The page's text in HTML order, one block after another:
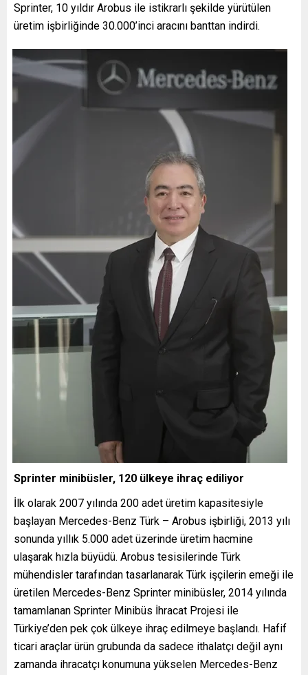
Sprinter, 10 yıldır Arobus ile istikrarlı şekilde yürütülen
üretim işbirliğinde 30.000’inci aracını banttan indirdi.
Sprinter minibüsler, 120 ülkeye ihraç ediliyor
İlk olarak 2007 yılında 200 adet üretim kapasitesiyle
başlayan Mercedes-Benz Türk – Arobus işbirliği, 2013 yılı
sonunda yıllık 5.000 adet üzerinde üretim hacmine
ulaşarak hızla büyüdü. Arobus tesisilerinde Türk
mühendisler tarafından tasarlanarak Türk işçilerin emeği ile
üretilen Mercedes-Benz Sprinter minibüsler, 2014 yılında
tamamlanan Sprinter Minibüs İhracat Projesi ile
Türkiye’den pek çok ülkeye ihraç edilmeye başlandı. Hafif
ticari araçlar ürün grubunda da sadece ithalatçı değil aynı
zamanda ihracatçı konumuna yükselen Mercedes-Benz